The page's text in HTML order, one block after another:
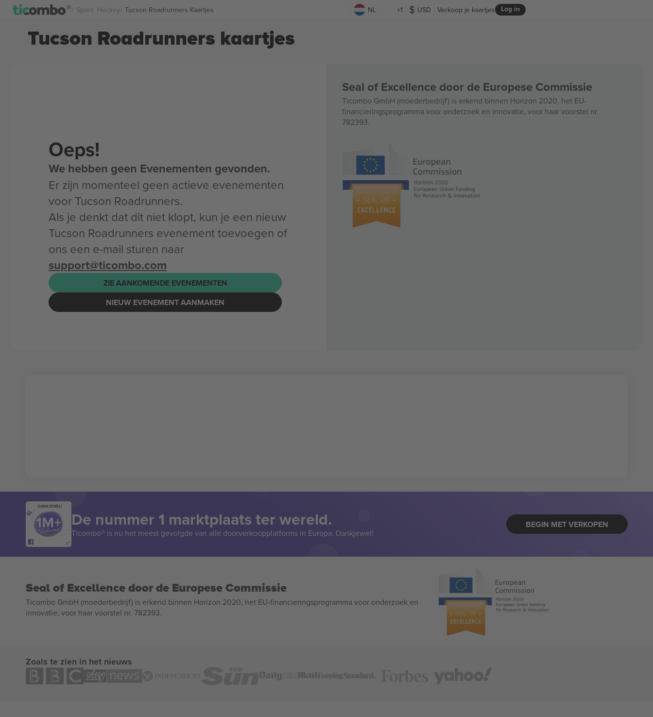
Sport Hockey Tucson Roadrunners Kaartjes NL +1 USD Log in
Verkoop je kaartjes
Tucson Roadrunners kaartjes
Oeps!
We hebben geen Evenementen gevonden.
Er zijn momenteel geen actieve evenementen
voor Tucson Roadrunners.
Als je denkt dat dit niet klopt, kun je een nieuw
Tucson Roadrunners evenement toevoegen of
ons een e-mail sturen naar
support@ticombo.com
ZIE AANKOMENDE EVENEMENTEN
NIEUW EVENEMENT AANMAKEN
Seal of Excellence door de Europese Commissie
Ticombo GmbH (moederbedrijf) is erkend binnen Horizon 2020, het EU-
financieringsprogramma voor onderzoek en innovatie, voor haar voorstel nr.
782393.
DANKJEWEL!
De nummer 1 marktplaats ter wereld.
Ticombo® is nu het meest gevolgde van alle doorverkoopplatforms in Europa. Dankjewel!
BEGIN MET VERKOPEN
Seal of Excellence door de Europese Commissie
Ticombo GmbH (moederbedrijf) is erkend binnen Horizon 2020, het EU-financieringsprogramma voor onderzoek en
innovatie, voor haar voorstel nr. 782393.
Zoals te zien in het nieuws